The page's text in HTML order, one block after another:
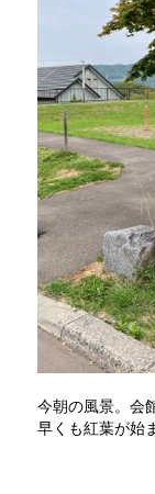
今朝の風景。会
早くも紅葉が始